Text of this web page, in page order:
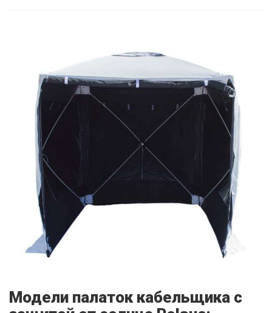
Модели палаток кабельщика с